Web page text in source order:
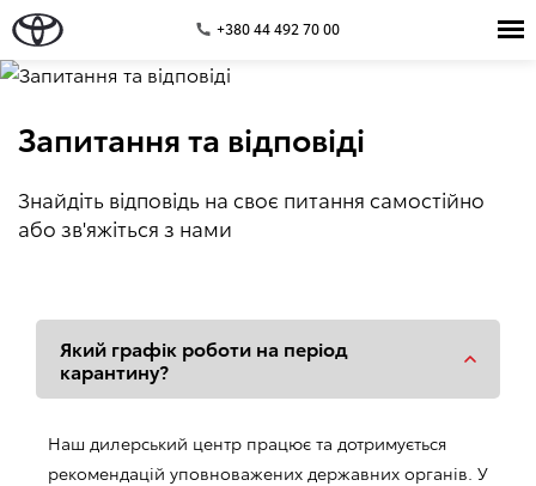
+380 44 492 70 00
Запитання та відповіді
Знайдіть відповідь на своє питання самостійно
або зв'яжіться з нами
Який графік роботи на період
карантину?
Наш дилерський центр працює та дотримується
рекомендацій уповноважених державних органів. У